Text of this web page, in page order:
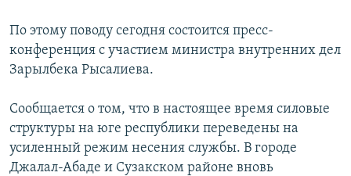
По этому поводу сегодня состоится пресс-
конференция с участием министра внутренних дел
Зарылбека Рысалиева.
Сообщается о том, что в настоящее время силовые
структуры на юге республики переведены на
усиленный режим несения службы. В городе
Джалал-Абаде и Сузакском районе вновь